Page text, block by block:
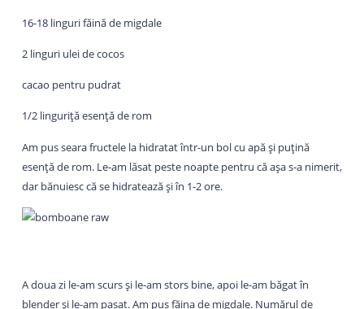
16-18 linguri făină de migdale
2 linguri ulei de cocos
cacao pentru pudrat
1/2 linguriță esență de rom
Am pus seara fructele la hidratat într-un bol cu apă și puțină
esență de rom. Le-am lăsat peste noapte pentru că așa s-a nimerit,
dar bănuiesc că se hidratează și în 1-2 ore.
A doua zi le-am scurs și le-am stors bine, apoi le-am băgat în
blender și le-am pasat. Am pus făina de migdale. Numărul de